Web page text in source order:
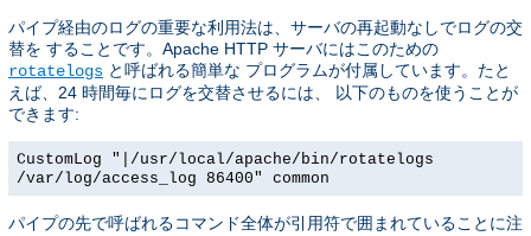
パイプ経由のログの重要な利用法は、サーバの再起動なしでログの交
替を することです。Apache HTTP サーバにはこのための
rotatelogs と呼ばれる簡単な プログラムが付属しています。たと
えば、24 時間毎にログを交替させるには、 以下のものを使うことが
できます:
CustomLog "|/usr/local/apache/bin/rotatelogs
/var/log/access_log 86400" common
パイプの先で呼ばれるコマンド全体が引用符で囲まれていることに注